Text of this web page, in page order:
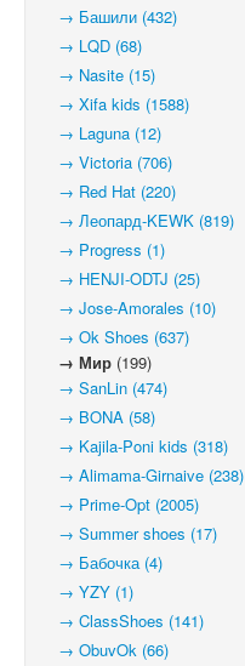
→ Башили (432)
→ LQD (68)
→ Nasite (15)
→ Xifa kids (1588)
→ Laguna (12)
→ Victoria (706)
→ Red Hat (220)
→ Леопард-KEWK (819)
→ Progress (1)
→ HENJI-ODTJ (25)
→ Jose-Amorales (10)
→ Ok Shoes (637)
→ Мир (199)
→ SanLin (474)
→ BONA (58)
→ Kajila-Poni kids (318)
→ Alimama-Girnaive (238)
→ Prime-Opt (2005)
→ Summer shoes (17)
→ Бабочка (4)
→ YZY (1)
→ ClassShoes (141)
→ ObuvOk (66)